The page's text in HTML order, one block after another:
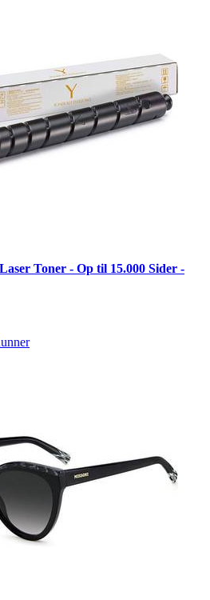
Toner - Op til 15.000 Sider -